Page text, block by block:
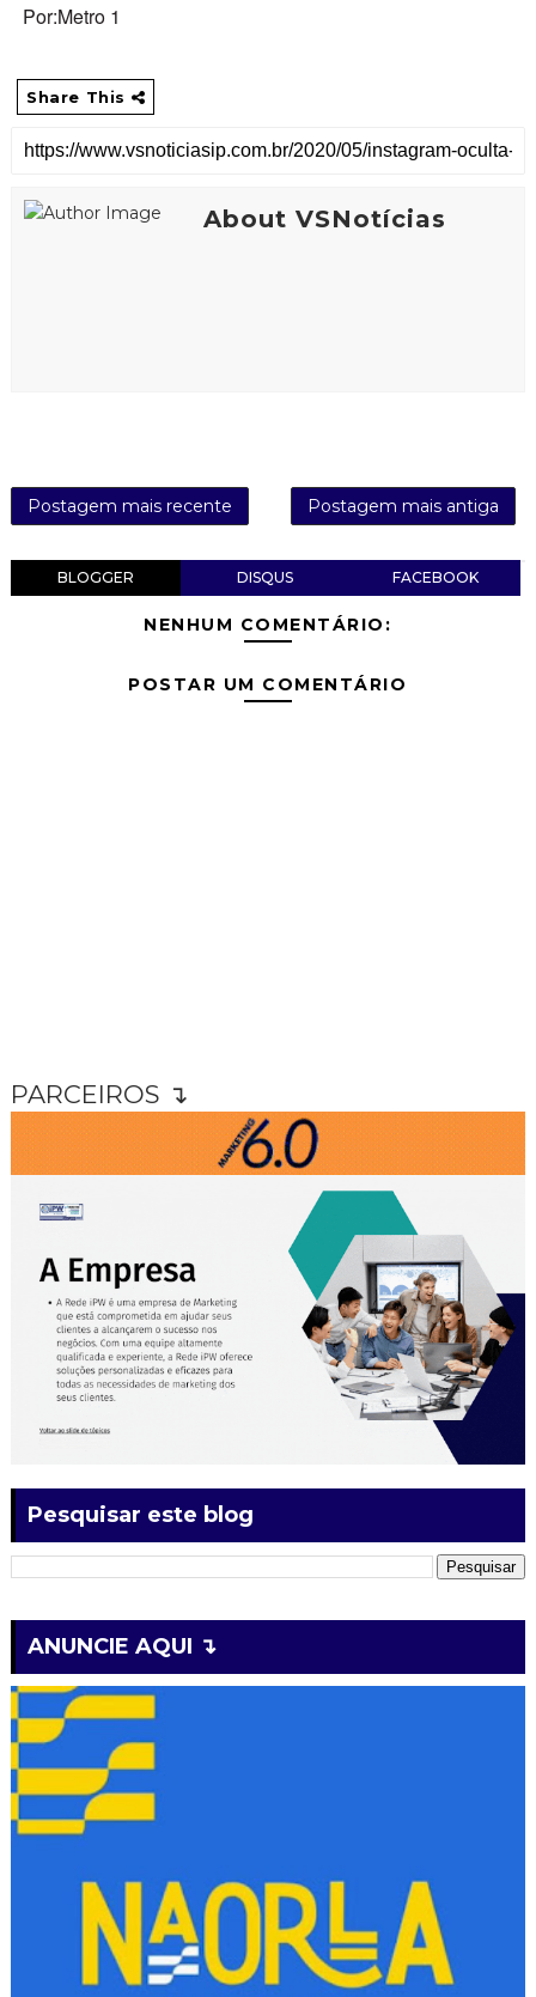
Por:Metro 1
Share This
About VSNotícias
Postagem mais recente Postagem mais antiga
BLOGGER DISQUS FACEBOOK
NENHUM COMENTÁRIO:
POSTAR UM COMENTÁRIO
PARCEIROS ↴
Pesquisar este blog
ANUNCIE AQUI ↴